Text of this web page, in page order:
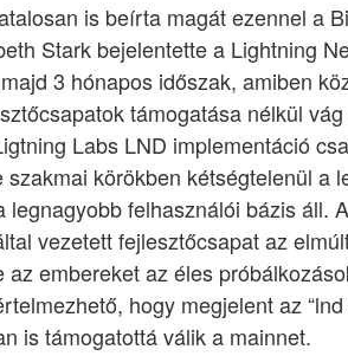
is beírta magát ezennel a
Stark bejelentette a Lightning
3 hónapos időszak, amiben
támogatása nélkül
Labs LND implementáció
körökben kétségtelenül a
legnagyobb felhasználói bázis áll.
vezetett fejlesztőcsapat az
az embereket az éles
hogy megjelent az
is támogatottá válik a mainnet.